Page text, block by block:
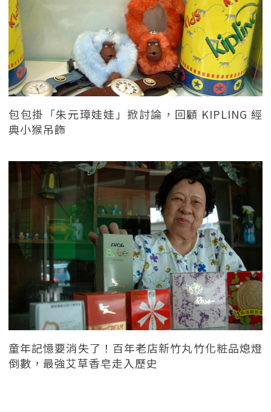
包包掛「朱元璋娃娃」掀討論，回顧 KIPLING 經
典小猴吊飾
童年記憶要消失了！百年老店新竹丸竹化粧品熄燈
倒數，最強艾草香皂走入歷史